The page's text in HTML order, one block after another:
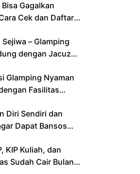
Gagalkan
Cek dan Daftar
Sejiwa – Glamping
dengan Jacuzzi
Glamping Nyaman
Fasilitas
Diri Sendiri dan
Dapat Bansos
KIP Kuliah, dan
Sudah Cair Bulan